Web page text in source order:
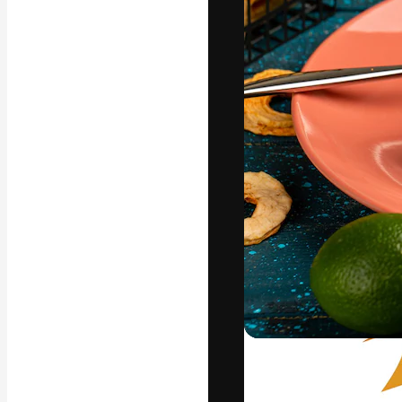
La plataforma
trabajo. Más
entre
estudios.
Español
Copyright ©